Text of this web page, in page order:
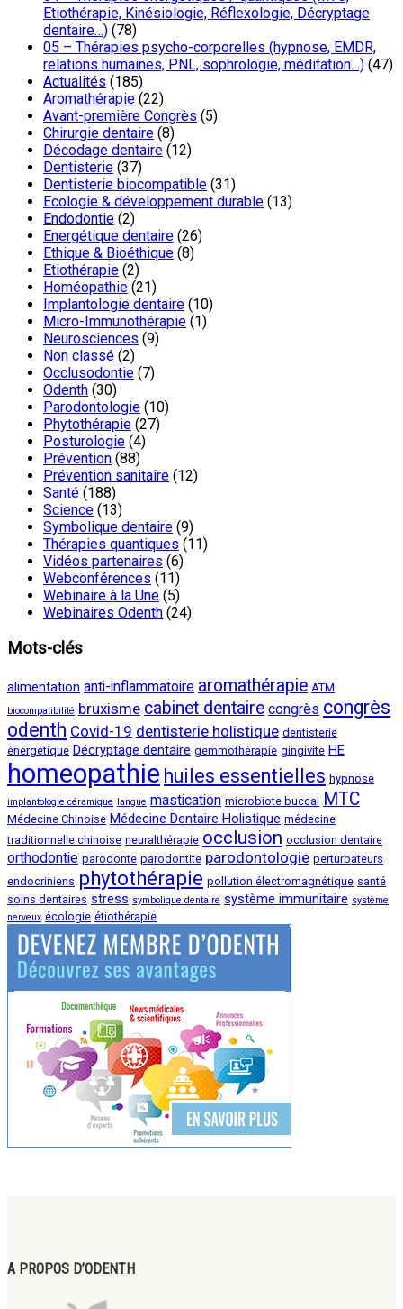
Etiothérapie, Kinésiologie, Réflexologie, Décryptage
dentaire…) (78)
05 – Thérapies psycho-corporelles (hypnose, EMDR,
relations humaines, PNL, sophrologie, méditation…) (47)
Actualités (185)
Aromathérapie (22)
Avant-première Congrès (5)
Chirurgie dentaire (8)
Décodage dentaire (12)
Dentisterie (37)
Dentisterie biocompatible (31)
Ecologie & développement durable (13)
Endodontie (2)
Energétique dentaire (26)
Ethique & Bioéthique (8)
Etiothérapie (2)
Homéopathie (21)
Implantologie dentaire (10)
Micro-Immunothérapie (1)
Neurosciences (9)
Non classé (2)
Occlusodontie (7)
Odenth (30)
Parodontologie (10)
Phytothérapie (27)
Posturologie (4)
Prévention (88)
Prévention sanitaire (12)
Santé (188)
Science (13)
Symbolique dentaire (9)
Thérapies quantiques (11)
Vidéos partenaires (6)
Webconférences (11)
Webinaire à la Une (5)
Webinaires Odenth (24)
Mots-clés
alimentation anti-inflammatoire aromathérapie ATM
biocompatibilité bruxisme cabinet dentaire congrès congrès
odenth Covid-19 dentisterie holistique dentisterie
énergétique Décryptage dentaire gemmothérapie gingivite HE
homeopathie huiles essentielles hypnose
implantologie céramique langue mastication microbiote buccal MTC
Médecine Chinoise Médecine Dentaire Holistique médecine
traditionnelle chinoise neuralthérapie occlusion occlusion dentaire
orthodontie parodonte parodontite parodontologie perturbateurs
endocriniens phytothérapie pollution électromagnétique santé
soins dentaires stress symbolique dentaire système immunitaire système
nerveux écologie étiothérapie
A PROPOS D’ODENTH